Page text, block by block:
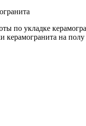
по укладке
керамогранита на